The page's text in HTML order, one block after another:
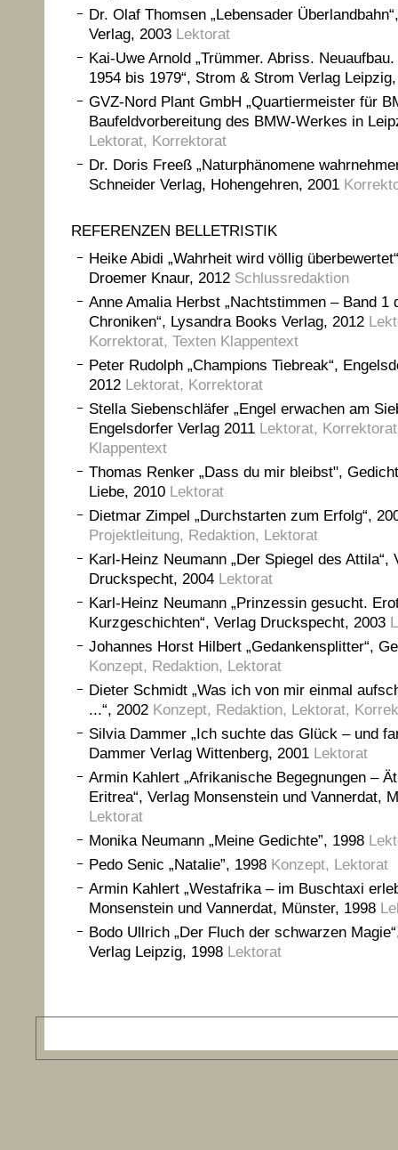
Dr. Olaf Thomsen „Lebensader
Verlag, 2003 Lektorat
Kai-Uwe Arnold „Trümmer. Abriss.
1954 bis 1979“, Strom & Strom Verlag
GVZ-Nord Plant GmbH „Quartiermeister für
Baufeldvorbereitung des BMW-Werkes in
Lektorat, Korrektorat
Dr. Doris Freeß „Naturphänomene
Schneider Verlag, Hohengehren, 2001
REFERENZEN BELLETRISTIK
Heike Abidi „Wahrheit wird völlig
Droemer Knaur, 2012 Schlussredaktion
Anne Amalia Herbst „Nachtstimmen – Band 1
Chroniken“, Lysandra Books Verlag, 2012
Korrektorat, Texten Klappentext
Peter Rudolph „Champions Tiebreak“,
2012 Lektorat, Korrektorat
Stella Siebenschläfer „Engel erwachen am
Engelsdorfer Verlag 2011 Lektorat,
Klappentext
Thomas Renker „Dass du mir bleibst",
Liebe, 2010 Lektorat
Dietmar Zimpel „Durchstarten zum Erfolg“,
Projektleitung, Redaktion, Lektorat
Karl-Heinz Neumann „Der Spiegel des Attila“,
Druckspecht, 2004 Lektorat
Karl-Heinz Neumann „Prinzessin gesucht.
Kurzgeschichten“, Verlag Druckspecht, 2003
Johannes Horst Hilbert „Gedankensplitter“,
Konzept, Redaktion, Lektorat
Dieter Schmidt „Was ich von mir einmal
...“, 2002 Konzept, Redaktion, Lektorat,
Silvia Dammer „Ich suchte das Glück – und
Dammer Verlag Wittenberg, 2001 Lektorat
Armin Kahlert „Afrikanische Begegnungen –
Eritrea“, Verlag Monsenstein und Vannerdat,
Lektorat
Monika Neumann „Meine Gedichte”, 1998
Pedo Senic „Natalie”, 1998 Konzept, Lektorat
Armin Kahlert „Westafrika – im Buschtaxi
Monsenstein und Vannerdat, Münster, 1998
Bodo Ullrich „Der Fluch der schwarzen
Verlag Leipzig, 1998 Lektorat